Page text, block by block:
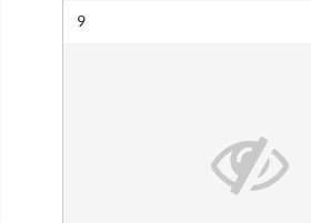
Résultat n°
9